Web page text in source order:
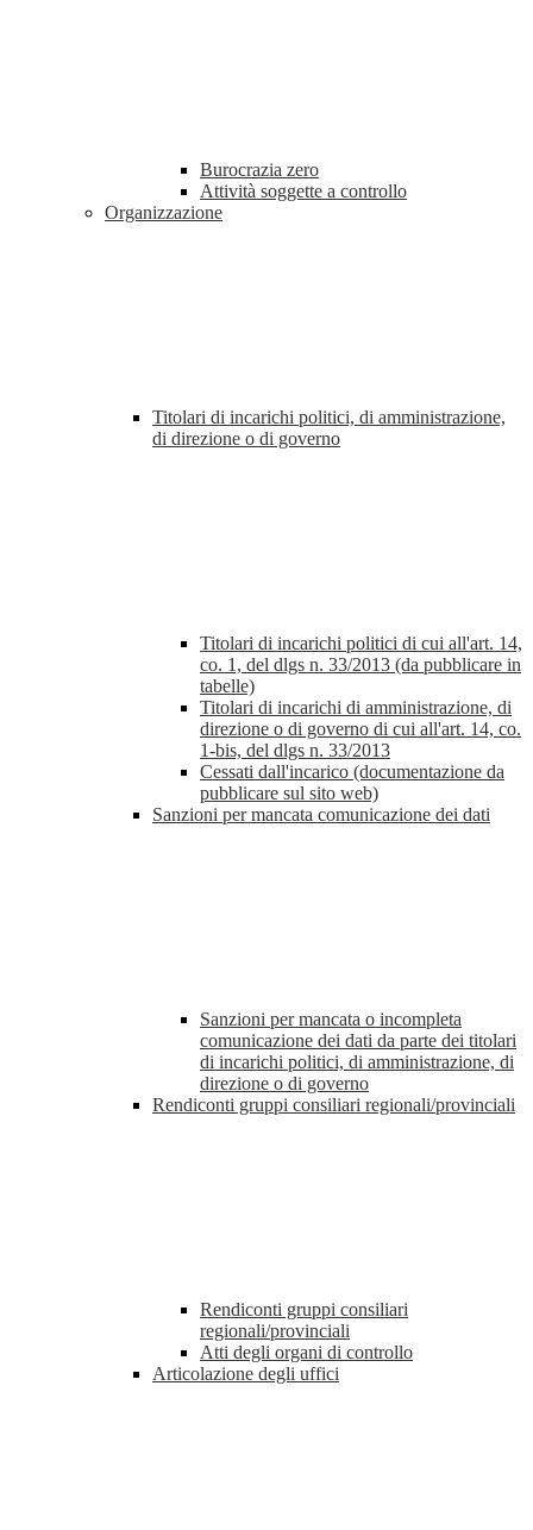
Burocrazia zero
Attività soggette a controllo
Organizzazione
Titolari di incarichi politici, di amministrazione,
di direzione o di governo
Titolari di incarichi politici di cui all'art. 14,
co. 1, del dlgs n. 33/2013 (da pubblicare in
tabelle)
Titolari di incarichi di amministrazione, di
direzione o di governo di cui all'art. 14, co.
1-bis, del dlgs n. 33/2013
Cessati dall'incarico (documentazione da
pubblicare sul sito web)
Sanzioni per mancata comunicazione dei dati
Sanzioni per mancata o incompleta
comunicazione dei dati da parte dei titolari
di incarichi politici, di amministrazione, di
direzione o di governo
Rendiconti gruppi consiliari regionali/provinciali
Rendiconti gruppi consiliari
regionali/provinciali
Atti degli organi di controllo
Articolazione degli uffici